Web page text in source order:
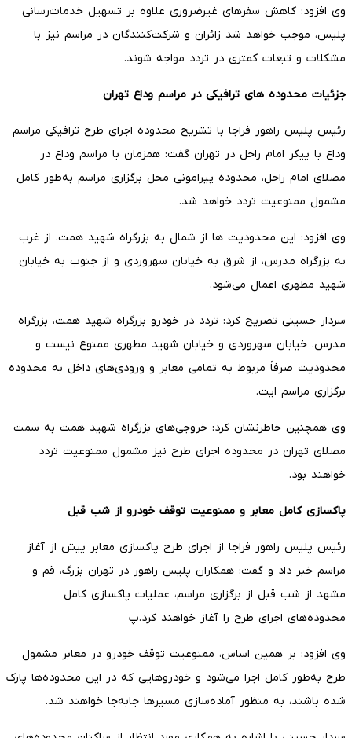
وی افزود: کاهش سفرهای غیرضروری علاوه بر تسهیل خدمات‌رسانی
پلیس، موجب خواهد شد زائران و شرکت‌کنندگان در مراسم نیز با
مشکلات و تبعات کمتری در تردد مواجه شوند.
جزئیات محدوده های ترافیکی در مراسم وداع تهران
رئیس پلیس راهور فراجا با تشریح محدوده اجرای طرح ترافیکی مراسم
وداع با پیکر امام راحل در تهران گفت: همزمان با مراسم وداع در
مصلای امام راحل، محدوده پیرامونی محل برگزاری مراسم به‌طور کامل
مشمول ممنوعیت تردد خواهد شد.
وی افزود: این محدودیت ها از شمال به بزرگراه شهید همت، از غرب
به بزرگراه مدرس، از شرق به خیابان سهروردی و از جنوب به خیابان
شهید مطهری اعمال می‌شود.
سردار حسینی تصریح کرد: تردد در خودرو بزرگراه شهید همت، بزرگراه
مدرس، خیابان سهروردی و خیابان شهید مطهری ممنوع نیست و
محدودیت صرفاً مربوط به تمامی معابر و ورودی‌های داخل به محدوده
برگزاری مراسم ایت.
وی همچنین خاطرنشان کرد: خروجی‌های بزرگراه شهید همت به سمت
مصلای تهران در محدوده اجرای طرح نیز مشمول ممنوعیت تردد
خواهند بود.
پاکسازی کامل معابر و ممنوعیت توقف خودرو از شب قبل
رئیس پلیس راهور فراجا از اجرای طرح پاکسازی معابر پیش از آغاز
مراسم خبر داد و گفت: همکاران پلیس راهور در تهران بزرگ، قم و
مشهد از شب قبل از برگزاری مراسم، عملیات پاکسازی کامل
محدوده‌های اجرای طرح را آغاز خواهند کرد.پ
وی افزود: بر همین اساس، ممنوعیت توقف خودرو در معابر مشمول
طرح به‌طور کامل اجرا می‌شود و خودروهایی که در این محدوده‌ها پارک
شده باشند، به منظور آماده‌سازی مسیرها جابه‌جا خواهند شد.